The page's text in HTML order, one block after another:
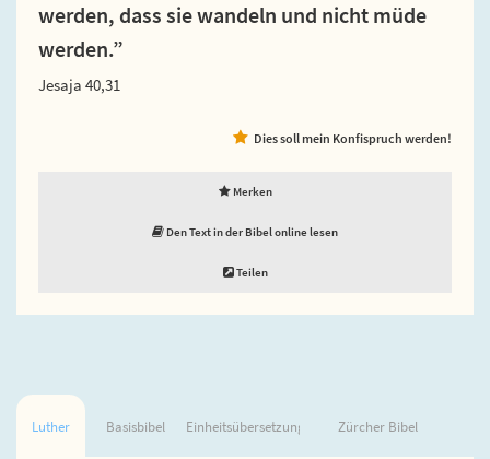
werden, dass sie wandeln und nicht müde
werden.”
Jesaja 40,31
Dies soll mein Konfispruch werden!
Merken
Den Text in der Bibel online lesen
Teilen
Luther Basisbibel Einheitsübersetzung Zürcher Bibel